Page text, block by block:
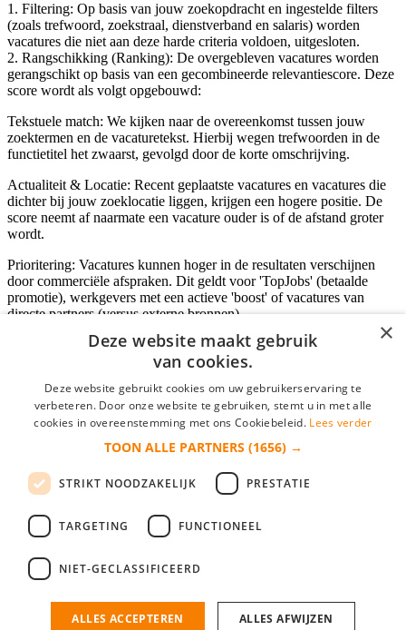
1. Filtering: Op basis van jouw zoekopdracht en ingestelde filters
(zoals trefwoord, zoekstraal, dienstverband en salaris) worden
vacatures die niet aan deze harde criteria voldoen, uitgesloten.
2. Rangschikking (Ranking): De overgebleven vacatures worden
gerangschikt op basis van een gecombineerde relevantiescore. Deze
score wordt als volgt opgebouwd:
Tekstuele match: We kijken naar de overeenkomst tussen jouw
zoektermen en de vacaturetekst. Hierbij wegen trefwoorden in de
functietitel het zwaarst, gevolgd door de korte omschrijving.
Actualiteit & Locatie: Recent geplaatste vacatures en vacatures die
dichter bij jouw zoeklocatie liggen, krijgen een hogere positie. De
score neemt af naarmate een vacature ouder is of de afstand groter
wordt.
Prioritering: Vacatures kunnen hoger in de resultaten verschijnen
door commerciële afspraken. Dit geldt voor 'TopJobs' (betaalde
promotie), werkgevers met een actieve 'boost' of vacatures van
directe partners (versus externe bronnen).
Inloggen als bedrijf
*
login gegevens onthouden
login
Bedrijf aanmelden
nieuwe collega/werknemer zo gevonden!
×
Deze website maakt gebruik
van cookies.
Deze website gebruikt cookies om uw gebruikerservaring te
verbeteren. Door onze website te gebruiken, stemt u in met alle
cookies in overeenstemming met ons Cookiebeleid. Lees verder
TOON ALLE PARTNERS (1656) →
STRIKT NOODZAKELIJK PRESTATIE
TARGETING FUNCTIONEEL
NIET-GECLASSIFICEERD
ALLES ACCEPTEREN ALLES AFWIJZEN